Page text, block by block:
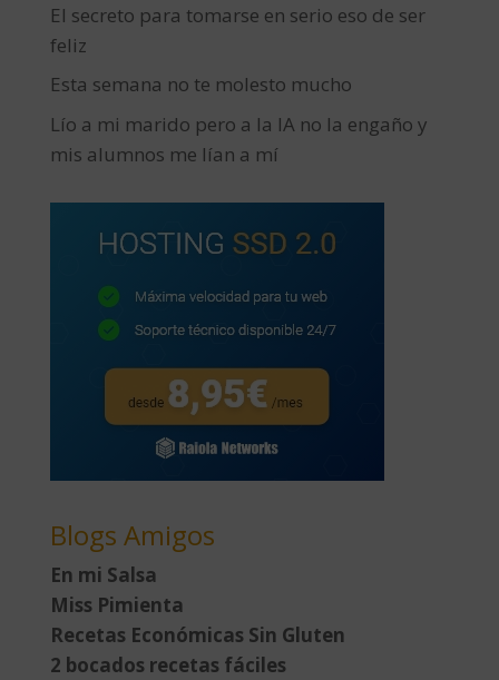
El secreto para tomarse en serio eso de ser
feliz
Esta semana no te molesto mucho
Lío a mi marido pero a la IA no la engaño y
mis alumnos me lían a mí
Blogs Amigos
En mi Salsa
Miss Pimienta
Recetas Económicas Sin Gluten
2 bocados recetas fáciles